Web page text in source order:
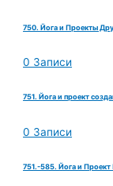
750. Йога и Проекты
0 Записи
751. Йога и проект
0 Записи
751.-585. Йога и